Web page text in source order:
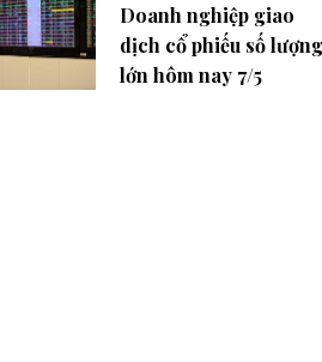
Doanh nghiệp giao
dịch cổ phiếu số lượng
lớn hôm nay 7/5